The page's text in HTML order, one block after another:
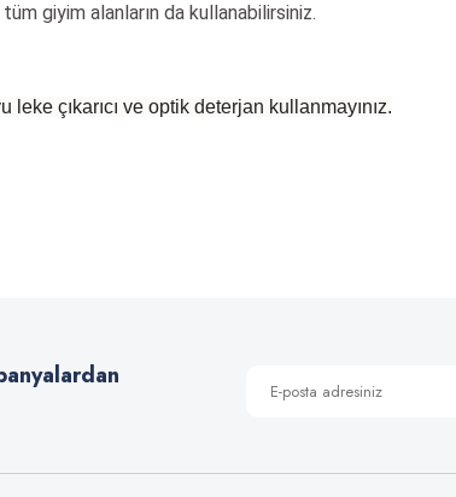
giyim alanların da kullanabilirsiniz.
çıkarıcı ve optik deterjan kullanmayınız.